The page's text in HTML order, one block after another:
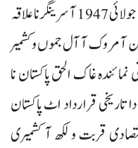
برجاتخرہ۔ کشمیر میڈیا سروس نا رداٹ 19 جولائی 1947آ سرینگر نا علاقہ
آ مروک آ آل جموں وکشمیر
غاک الحق پاکستان نا
تاریخی قرارداد اٹ پاکستان
قربت و لکھ آ کشمیری